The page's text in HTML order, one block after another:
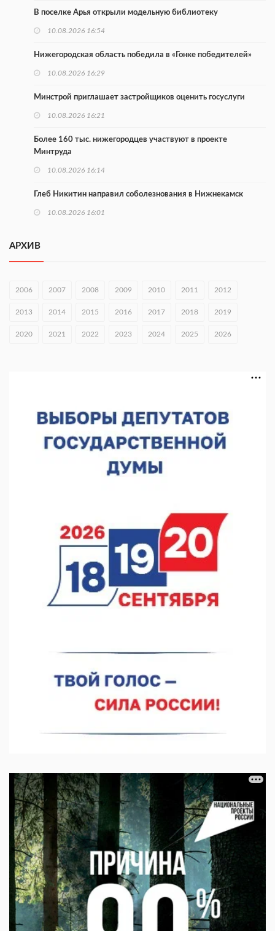
В поселке Арья открыли модельную библиотеку
10.08.2026 16:54
Нижегородская область победила в «Гонке победителей»
10.08.2026 16:29
Минстрой приглашает застройщиков оценить госуслуги
10.08.2026 16:21
Более 160 тыс. нижегородцев участвуют в проекте
Минтруда
10.08.2026 16:14
Глеб Никитин направил соболезнования в Нижнекамск
10.08.2026 16:01
нас»
В Нижнем Новгороде сформировали группу добровольцев
«Заповедные кварталы» отметят День города в Нижнем
10.08.2026 11:53
Фестиваль «ВелоНижний» пройдет в Нижнем Новгороде 23
Глеб Никитин обратился к строителям в День строителя
09.08.2026 06:05
АРХИВ
2006 2007 2008 2009 2010 2011 2012
2013 2014 2015 2016 2017 2018 2019
2020 2021 2022 2023 2024 2025 2026